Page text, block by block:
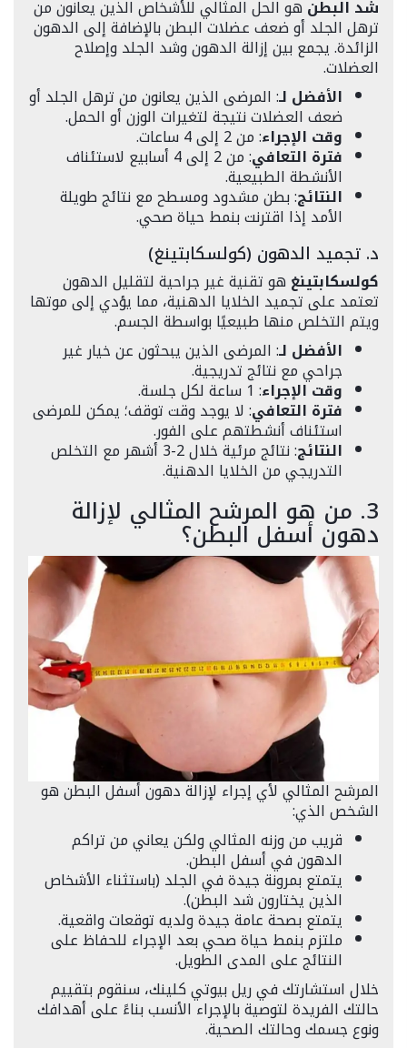
شد البطن هو الحل المثالي للأشخاص الذين يعانون من
ترهل الجلد أو ضعف عضلات البطن بالإضافة إلى الدهون
الزائدة. يجمع بين إزالة الدهون وشد الجلد وإصلاح
العضلات.
الأفضل لـ: المرضى الذين يعانون من ترهل الجلد أو
ضعف العضلات نتيجة لتغيرات الوزن أو الحمل.
وقت الإجراء: من 2 إلى 4 ساعات.
فترة التعافي : من 2 إلى 4 أسابيع لاستئناف
الأنشطة الطبيعية.
النتائج: بطن مشدود ومسطح مع نتائج طويلة
الأمد إذا اقترنت بنمط حياة صحي.
د. تجميد الدهون (كولسكابتينغ)
كولسكابتينغ هو تقنية غير جراحية لتقليل الدهون
تعتمد على تجميد الخلايا الدهنية، مما يؤدي إلى موتها
ويتم التخلص منها طبيعيًا بواسطة الجسم.
الأفضل لـ: المرضى الذين يبحثون عن خيار غير
جراحي مع نتائج تدريجية.
وقت الإجراء: 1 ساعة لكل جلسة.
فترة التعافي: لا يوجد وقت توقف؛ يمكن للمرضى
استئناف أنشطتهم على الفور.
النتائج : نتائج مرئية خلال 2-3 أشهر مع التخلص
التدريجي من الخلايا الدهنية.
3. من هو المرشح المثالي لإزالة
دهون أسفل البطن؟
المرشح المثالي لأي إجراء لإزالة دهون أسفل البطن هو
الشخص الذي:
قريب من وزنه المثالي ولكن يعاني من تراكم
الدهون في أسفل البطن.
يتمتع بمرونة جيدة في الجلد (باستثناء الأشخاص
الذين يختارون شد البطن).
يتمتع بصحة عامة جيدة ولديه توقعات واقعية.
ملتزم بنمط حياة صحي بعد الإجراء للحفاظ على
النتائج على المدى الطويل.
خلال استشارتك في ريل بيوتي كلينك، سنقوم بتقييم
حالتك الفريدة لتوصية بالإجراء الأنسب بناءً على أهدافك
ونوع جسمك وحالتك الصحية.